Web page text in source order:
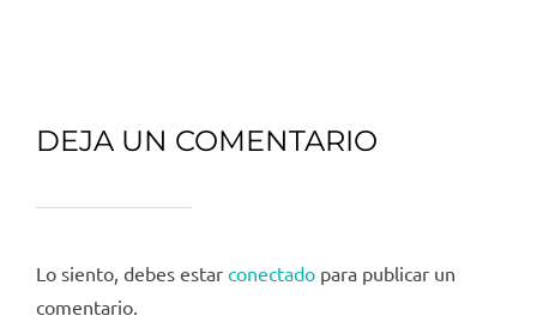
DEJA UN COMENTARIO
Lo siento, debes estar conectado para publicar un
comentario.